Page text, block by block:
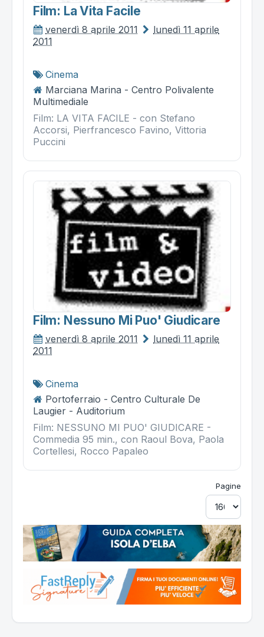
Film: La Vita Facile
venerdì 8 aprile 2011
lunedì 11 aprile
2011
Cinema
Marciana Marina - Centro Polivalente
Multimediale
Film: LA VITA FACILE - con Stefano
Accorsi, Pierfrancesco Favino, Vittoria
Puccini
Film: Nessuno Mi Puo' Giudicare
venerdì 8 aprile 2011
lunedì 11 aprile
2011
Cinema
Portoferraio - Centro Culturale De
Laugier - Auditorium
Film: NESSUNO MI PUO' GIUDICARE -
Commedia 95 min., con Raoul Bova, Paola
Cortellesi, Rocco Papaleo
Pagine